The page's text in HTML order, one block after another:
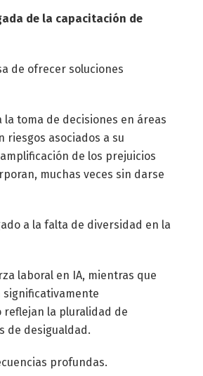
de la capacitación de
de ofrecer soluciones
toma de decisiones en áreas
riesgos asociados a su
de los prejuicios
muchas veces sin darse
a la falta de diversidad en la
laboral en IA, mientras que
significativamente
reflejan la pluralidad de
de desigualdad.
profundas.